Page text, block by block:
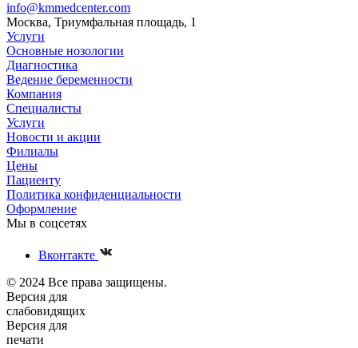
info@kmmedcenter.com
Москва, Триумфальная площадь, 1
Услуги
Основные нозологии
Диагностика
Ведение беременности
Компания
Специалисты
Услуги
Новости и акции
Филиалы
Цены
Пациенту
Политика конфиденциальности
Оформление
Мы в соцсетях
Вконтакте
© 2024 Все права защищены.
Версия для
слабовидящих
Версия для
печати